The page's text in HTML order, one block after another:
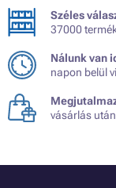
Széles
37000
Nálunk van
napon belül
vásárlás